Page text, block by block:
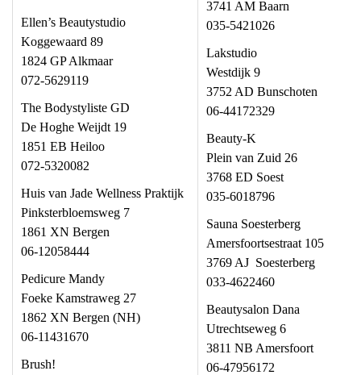
Ellen’s Beautystudio
Koggewaard 89
1824 GP Alkmaar
072-5629119
The Bodystyliste GD
De Hoghe Weijdt 19
1851 EB Heiloo
072-5320082
Huis van Jade Wellness Praktijk
Pinksterbloemsweg 7
1861 XN Bergen
06-12058444
Pedicure Mandy
Foeke Kamstraweg 27
1862 XN Bergen (NH)
06-11431670
Brush!
3741 AM Baarn
035-5421026
Lakstudio
Westdijk 9
3752 AD Bunschoten
06-44172329
Beauty-K
Plein van Zuid 26
3768 ED Soest
035-6018796
Sauna Soesterberg
Amersfoortsestraat 105
3769 AJ Soesterberg
033-4622460
Beautysalon Dana
Utrechtseweg 6
3811 NB Amersfoort
06-47956172